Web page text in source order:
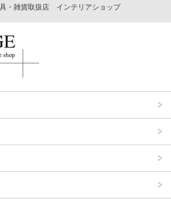
・雑貨取扱店 インテリアショップ